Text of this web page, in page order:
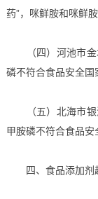
药”，咪鲜胺和咪鲜
（四）河池市金
磷不符合食品安全国
（五）北海市银
甲胺磷不符合食品安
四、食品添加剂